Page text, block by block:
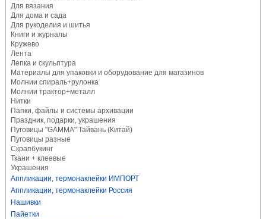
Для вязания
Для дома и сада
Для рукоделия и шитья
Книги и журналы
Кружево
Лента
Лепка и скульптура
Материалы для упаковки и оборудование для магазинов
Молнии спираль+рулонка
Молнии трактор+металл
Нитки
Папки, файлы и системы архивации
Праздник, подарки, украшения
Пуговицы "GAMMA" Тайвань (Китай)
Пуговицы разные
Скрапбукинг
Ткани + клеевые
Украшения
Аппликации, термонаклейки ИМПОРТ
Аппликации, термонаклейки Россия
Нашивки
Пайетки